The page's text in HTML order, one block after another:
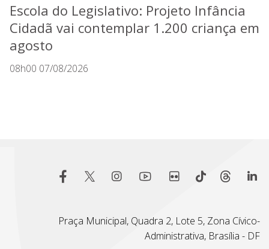
Escola do Legislativo: Projeto Infância
Cidadã vai contemplar 1.200 criança em
agosto
08h00 07/08/2026
Praça Municipal, Quadra 2, Lote 5, Zona Cívico-
Administrativa, Brasília - DF